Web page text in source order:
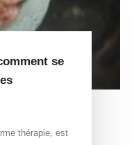
se
thérapie, est